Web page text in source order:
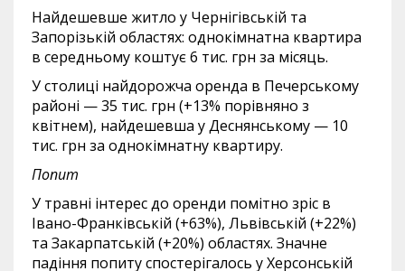
Найдешевше житло у Чернігівській та
Запорізькій областях: однокімнатна квартира
в середньому коштує 6 тис. грн за місяць.
У столиці найдорожча оренда в Печерському
районі — 35 тис. грн (+13% порівняно з
квітнем), найдешевша у Деснянському — 10
тис. грн за однокімнатну квартиру.
Попит
У травні інтерес до оренди помітно зріс в
Івано-Франківській (+63%), Львівській (+22%)
та Закарпатській (+20%) областях. Значне
падіння попиту спостерігалось у Херсонській